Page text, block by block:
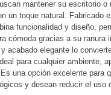
mantener su escritorio o
un toque natural. Fabricado
funcionalidad y diseño,
cómoda gracias a su ranura
acabado elegante lo
para cualquier ambiente,
una opción excelente para
y desean reducir el uso